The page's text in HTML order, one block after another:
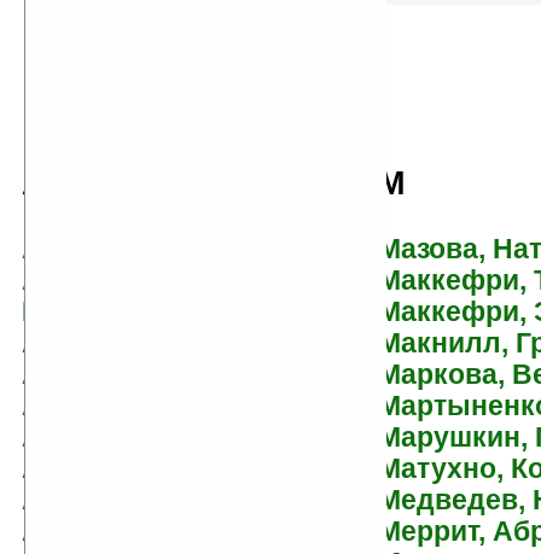
А
Аальская, Валерия
Абаринова-Кожухова,
Елизавета
Абби, Линн
Абдулаева, Сахиба
Абердин, Александр
Аберкромби, Джо
Абзалова, Виктория
Абнетт, Дэн
Абрамов, Александр
М
Мазова,
Маккефри,
Маккефри,
Макнилл,
Маркова,
Марушкин,
Матухно,
Медведев,
Меррит,